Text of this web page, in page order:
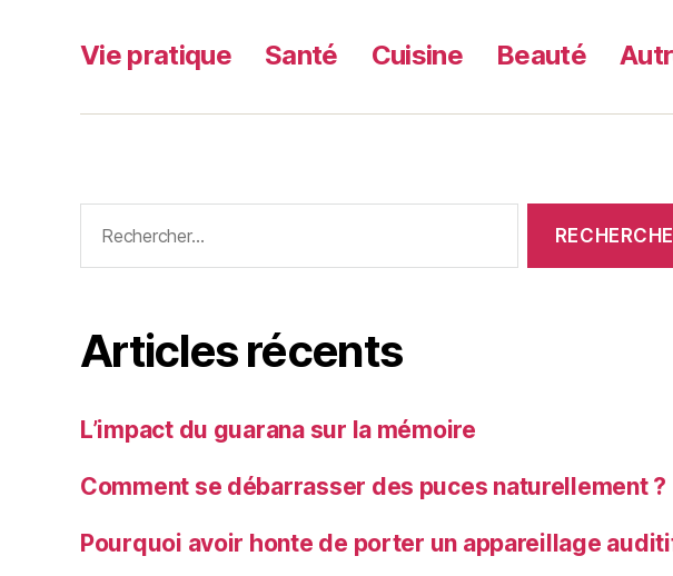
Vie pratique Santé Cuisine Beauté
Articles récents
L’impact du guarana sur la mémoire
Comment se débarrasser des puces naturellement ?
Pourquoi avoir honte de porter un appareillage